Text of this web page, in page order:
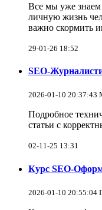
Все мы уже
личную жизнь
важно скормить
29-01-26 18:52
SEO-
2026-01-10 20:37:43
Подробное
статьи с
02-11-25 13:31
Курс SEO-
2026-01-10 20:55:04